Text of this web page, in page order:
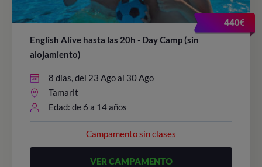
440€
English Alive hasta las 20h - Day Camp (sin
alojamiento)
8 días, del 23 Ago al 30 Ago
Tamarit
Edad: de 6 a 14 años
Campamento sin clases
VER CAMPAMENTO